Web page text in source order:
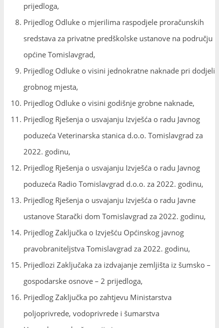
prijedloga,
Prijedlog Odluke o mjerilima raspodjele proračunskih
sredstava za privatne predškolske ustanove na području
općine Tomislavgrad,
Prijedlog Odluke o visini jednokratne naknade pri dodjeli
grobnog mjesta,
Prijedlog Odluke o visini godišnje grobne naknade,
Prijedlog Rješenja o usvajanju Izvješća o radu Javnog
poduzeća Veterinarska stanica d.o.o. Tomislavgrad za
2022. godinu,
Prijedlog Rješenja o usvajanju Izvješća o radu Javnog
poduzeća Radio Tomislavgrad d.o.o. za 2022. godinu,
Prijedlog Rješenja o usvajanju Izvješća o radu Javne
ustanove Starački dom Tomislavgrad za 2022. godinu,
Prijedlog Zaključka o Izvješću Općinskog javnog
pravobraniteljstva Tomislavgrad za 2022. godinu,
Prijedlozi Zaključaka za izdvajanje zemljišta iz šumsko –
gospodarske osnove – 2 prijedloga,
Prijedlog Zaključka po zahtjevu Ministarstva
poljoprivrede, vodoprivrede i šumarstva